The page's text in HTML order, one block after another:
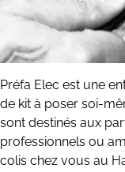
Préfa Elec est une
de kit à poser soi-
sont destinés aux
professionnels ou
colis chez vous au